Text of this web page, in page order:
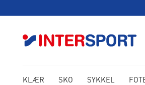
KLÆR SKO SYKKEL